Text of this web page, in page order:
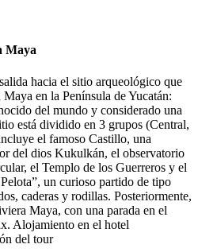
Maya
hacia el sitio arqueológico que
en la Península de Yucatán:
del mundo y considerado una
está dividido en 3 grupos (Central,
el famoso Castillo, una
del dios Kukulkán, el observatorio
el Templo de los Guerreros y el
un curioso partido de tipo
caderas y rodillas. Posteriormente,
Maya, con una parada en el
Alojamiento en el hotel
del tour